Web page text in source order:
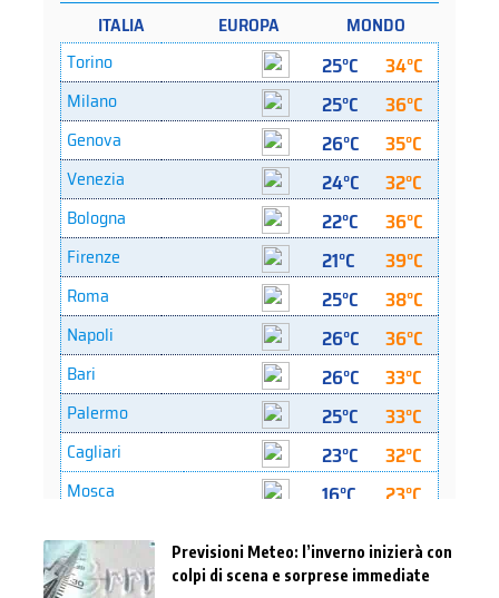
Previsioni Meteo: l’inverno inizierà con
colpi di scena e sorprese immediate